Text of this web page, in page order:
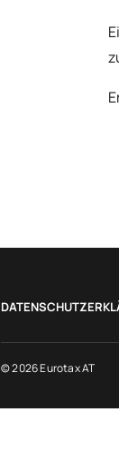
© 2026 Eurotax AT